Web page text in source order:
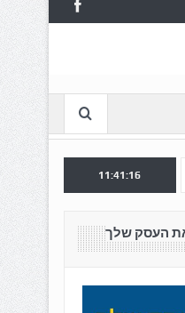
הפארק": נפתח שלב ב' למכירה
11:41:17
העסק שלך